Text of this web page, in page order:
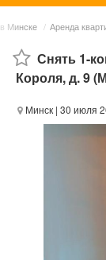
Минске / Аренда
Снять 1-
Короля, д. 9
Минск | 30 июля